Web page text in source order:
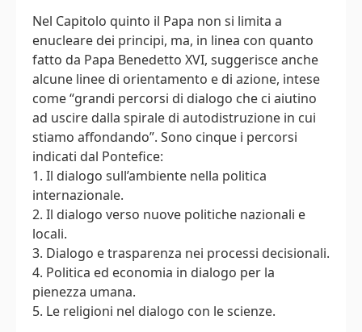
Nel Capitolo quinto il Papa non si limita a
enucleare dei principi, ma, in linea con quanto
fatto da Papa Benedetto XVI, suggerisce anche
alcune linee di orientamento e di azione, intese
come “grandi percorsi di dialogo che ci aiutino
ad uscire dalla spirale di autodistruzione in cui
stiamo affondando”. Sono cinque i percorsi
indicati dal Pontefice:
1. Il dialogo sull’ambiente nella politica
internazionale.
2. Il dialogo verso nuove politiche nazionali e
locali.
3. Dialogo e trasparenza nei processi decisionali.
4. Politica ed economia in dialogo per la
pienezza umana.
5. Le religioni nel dialogo con le scienze.